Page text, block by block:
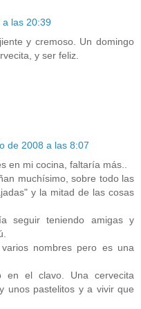
las 20:39
y cremoso. Un domingo
y ser feliz.
de 2008 a las 8:07
en mi cocina, faltaría más..
muchísimo, sobre todo las
y la mitad de las cosas
seguir teniendo amigas y
nombres pero es una
en el clavo. Una cervecita
unos pastelitos y a vivir que